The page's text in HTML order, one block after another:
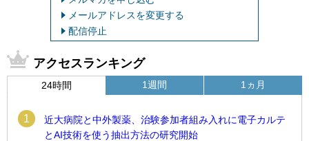
メールアドレスを変更する
配信停止
アクセスランキング
24時間
1
近大病院と中外製薬、治験参加者組み入れに電子カルテ
とAI技術を使う抽出方法の研究開始
1週間 1ヵ月